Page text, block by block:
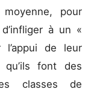
pour
à un «
l’appui de leur
font des
classes de